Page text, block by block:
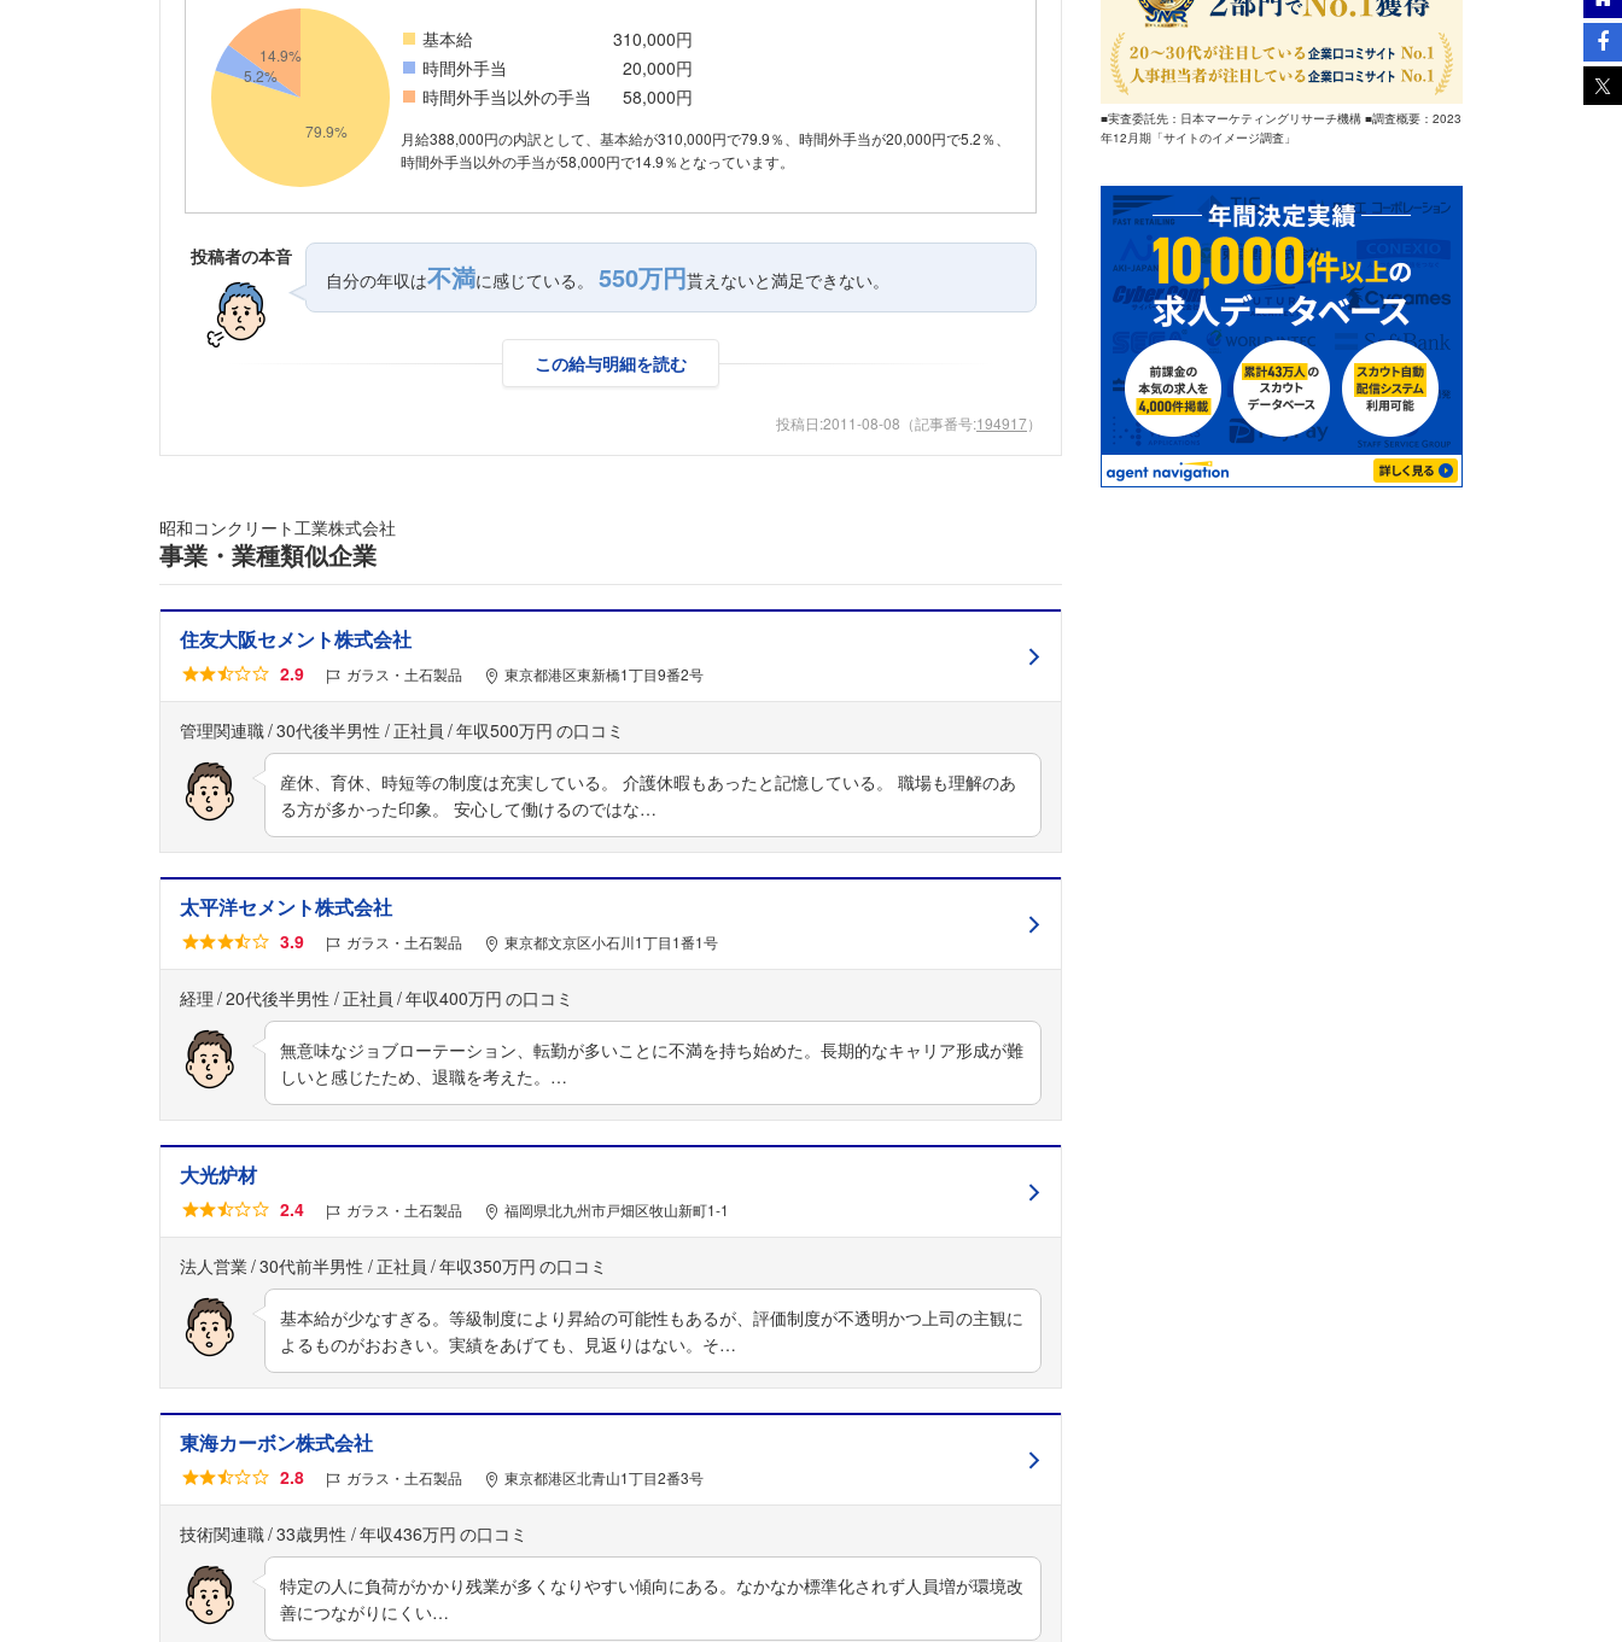
こちらの企業もフォローしませんか？
基本給
310,000円
時間外手当
20,000円
時間外手当以外の手当
58,000円
月給388,000円の内訳として、基本給が310,000円で79.9％、時間外手当が20,000円で5.2％、
時間外手当以外の手当が58,000円で14.9％となっています。
投稿者の本音
自分の年収は不満に感じている。 550万円貰えないと満足できない。
この給与明細を読む
投稿日:2011-08-08 （記事番号:194917）
昭和コンクリート工業株式会社
事業・業種類似企業
住友大阪セメント株式会社
2.9 ガラス・土石製品 東京都港区東新橋1丁目9番2号
管理関連職 30代後半男性 正社員 年収500万円
産休、育休、時短等の制度は充実している。 介護休暇もあったと記憶している。 職場も理解のあ
る方が多かった印象。 安心して働けるのではな…
太平洋セメント株式会社
3.9 ガラス・土石製品 東京都文京区小石川1丁目1番1号
経理 20代後半男性 正社員 年収400万円
無意味なジョブローテーション、転勤が多いことに不満を持ち始めた。長期的なキャリア形成が難
しいと感じたため、退職を考えた。…
大光炉材
2.4 ガラス・土石製品 福岡県北九州市戸畑区牧山新町1-1
法人営業 30代前半男性 正社員 年収350万円
基本給が少なすぎる。等級制度により昇給の可能性もあるが、評価制度が不透明かつ上司の主観に
よるものがおおきい。実績をあげても、見返りはない。そ…
東海カーボン株式会社
2.8 ガラス・土石製品 東京都港区北青山1丁目2番3号
技術関連職 33歳男性 年収436万円
特定の人に負荷がかかり残業が多くなりやすい傾向にある。なかなか標準化されず人員増が環境改
善につながりにくい…
■実査委託先：日本マーケティングリサーチ機構 ■調査概要：2023
年12月期「サイトのイメージ調査」